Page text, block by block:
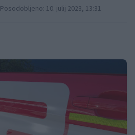
Posodobljeno: 10. julij 2023, 13:31